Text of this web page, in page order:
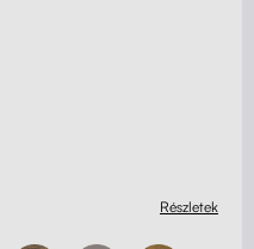
Részletek